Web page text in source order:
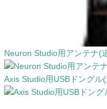
Neuron Studio用アンテナ(
Axis Studio用USBドングル